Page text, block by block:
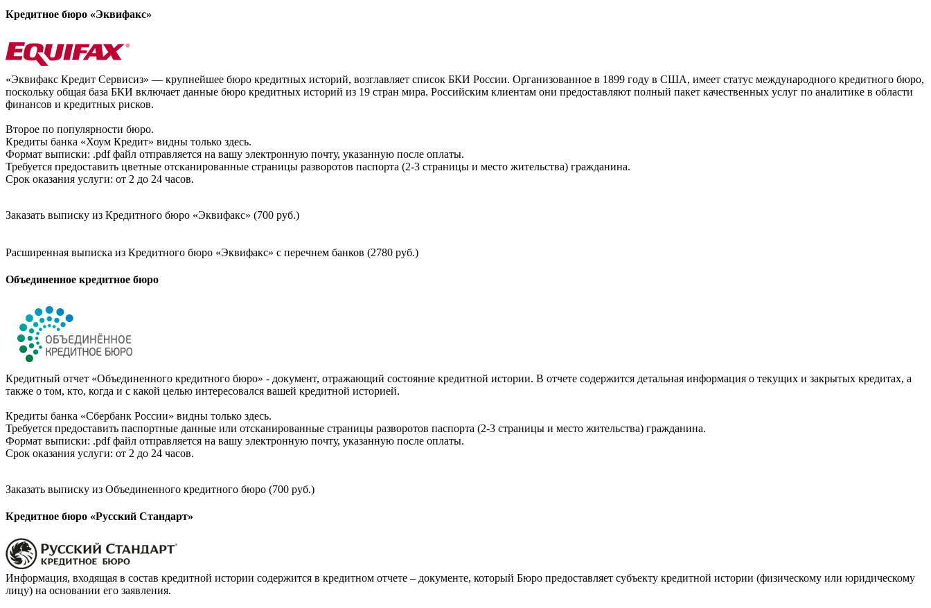
Кредитное бюро «Эквифакс»
«Эквифакс Кредит Сервисиз» — крупнейшее бюро кредитных историй, возглавляет список БКИ России. Организованное в 1899 году в США, имеет статус международного кредитного бюро,
поскольку общая база БКИ включает данные бюро кредитных историй из 19 стран мира. Российским клиентам они предоставляют полный пакет качественных услуг по аналитике в области
финансов и кредитных рисков.
Второе по популярности бюро.
Кредиты банка «Хоум Кредит» видны только здесь.
Формат выписки: .pdf файл отправляется на вашу электронную почту, указанную после оплаты.
Требуется предоставить цветные отсканированные страницы разворотов паспорта (2-3 страницы и место жительства) гражданина.
Срок оказания услуги: от 2 до 24 часов.
Заказать выписку из Кредитного бюро «Эквифакс» (700 руб.)
Расширенная выписка из Кредитного бюро «Эквифакс» с перечнем банков (2780 руб.)
Объединенное кредитное бюро
Кредитный отчет «Объединенного кредитного бюро» - документ, отражающий состояние кредитной истории. В отчете содержится детальная информация о текущих и закрытых кредитах, а
также о том, кто, когда и с какой целью интересовался вашей кредитной историей.
Кредиты банка «Сбербанк России» видны только здесь.
Требуется предоставить паспортные данные или отсканированные страницы разворотов паспорта (2-3 страницы и место жительства) гражданина.
Формат выписки: .pdf файл отправляется на вашу электронную почту, указанную после оплаты.
Срок оказания услуги: от 2 до 24 часов.
Заказать выписку из Объединенного кредитного бюро (700 руб.)
Кредитное бюро «Русский Стандарт»
Информация, входящая в состав кредитной истории содержится в кредитном отчете – документе, который Бюро предоставляет субъекту кредитной истории (физическому или юридическому
лицу) на основании его заявления.